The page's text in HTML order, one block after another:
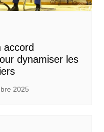
accord
dynamiser les
2025